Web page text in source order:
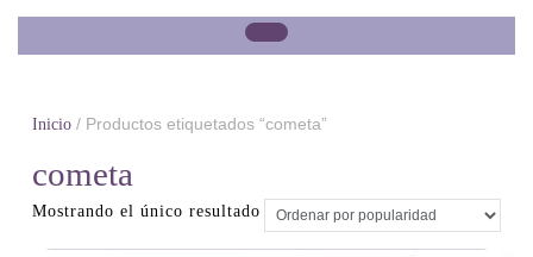
Inicio / Productos etiquetados “cometa”
cometa
Mostrando el único resultado